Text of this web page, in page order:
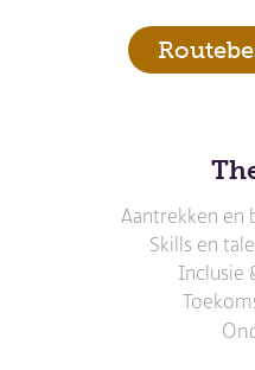
Aantrekken en
Skills en
Inclusie